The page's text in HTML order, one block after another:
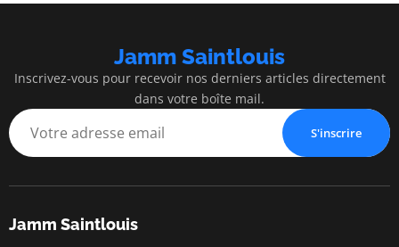
Jamm Saintlouis
Inscrivez-vous pour recevoir nos derniers articles directement
dans votre boîte mail.
S'inscrire
Jamm Saintlouis